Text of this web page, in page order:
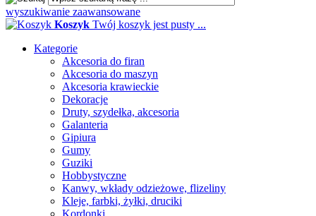
wyszukiwanie zaawansowane
Koszyk Twój koszyk jest pusty ...
Kategorie
Akcesoria do firan
Akcesoria do maszyn
Akcesoria krawieckie
Dekoracje
Druty, szydełka, akcesoria
Galanteria
Gipiura
Gumy
Guziki
Hobbystyczne
Kanwy, wkłady odzieżowe, flizeliny
Kleje, farbki, żyłki, druciki
Kordonki